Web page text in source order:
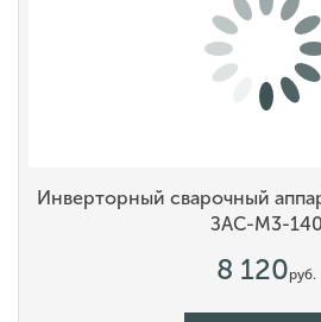
Инверторный сварочный
ЗАС-М3-140
8 120руб.